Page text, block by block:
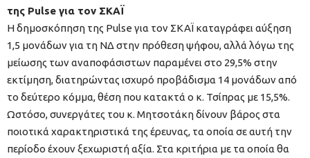
της Pulse για τον ΣΚΑΪ
Η δημοσκόπηση της Pulse για τον ΣΚΑΪ καταγράφει αύξηση
1,5 μονάδων για τη ΝΔ στην πρόθεση ψήφου, αλλά λόγω της
μείωσης των αναποφάσιστων παραμένει στο 29,5% στην
εκτίμηση, διατηρώντας ισχυρό προβάδισμα 14 μονάδων από
το δεύτερο κόμμα, θέση που κατακτά ο κ. Τσίπρας με 15,5%.
Ωστόσο, συνεργάτες του κ. Μητσοτάκη δίνουν βάρος στα
ποιοτικά χαρακτηριστικά της έρευνας, τα οποία σε αυτή την
περίοδο έχουν ξεχωριστή αξία. Στα κριτήρια με τα οποία θα